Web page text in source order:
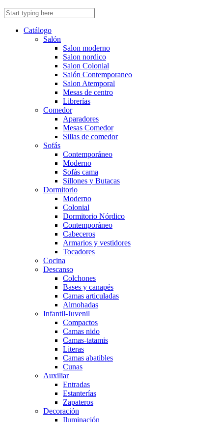
Catálogo
Salón
Salon moderno
Salon nordico
Salon Colonial
Salón Contemporaneo
Salon Atemporal
Mesas de centro
Librerías
Comedor
Aparadores
Mesas Comedor
Sillas de comedor
Sofás
Contemporáneo
Moderno
Sofás cama
Sillones y Butacas
Dormitorio
Moderno
Colonial
Dormitorio Nórdico
Contemporáneo
Cabeceros
Armarios y vestidores
Tocadores
Cocina
Descanso
Colchones
Bases y canapés
Camas articuladas
Almohadas
Infantil-Juvenil
Compactos
Camas nido
Camas-tatamis
Literas
Camas abatibles
Cunas
Auxiliar
Entradas
Estanterías
Zapateros
Decoración
Iluminación